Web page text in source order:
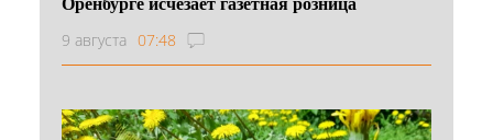
9 августа 07:48